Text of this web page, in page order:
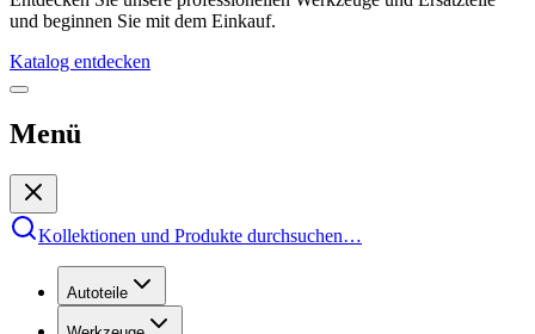
und beginnen Sie mit dem Einkauf.
Katalog entdecken
Menü
Kollektionen und Produkte durchsuchen…
Autoteile